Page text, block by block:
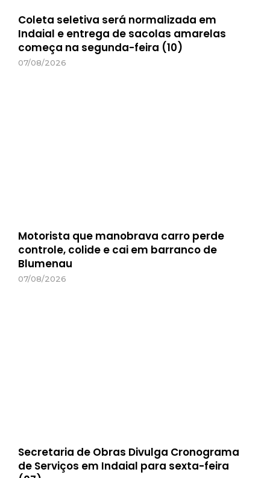
Coleta seletiva será normalizada em
Indaial e entrega de sacolas amarelas
começa na segunda-feira (10)
07/08/2026
Motorista que manobrava carro perde
controle, colide e cai em barranco de
Blumenau
07/08/2026
Secretaria de Obras Divulga Cronograma
de Serviços em Indaial para sexta-feira